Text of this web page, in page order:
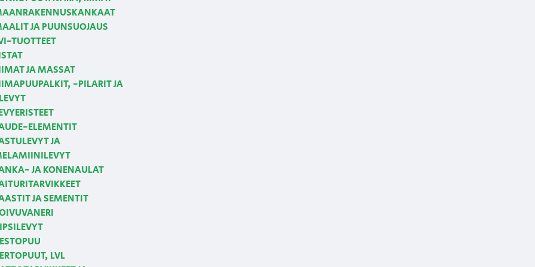
JA PUUNSUOJAUS
TUOTTEET
JA MASSAT
-PILARIT JA
ELEMENTIT
JA
JA KONENAULAT
JA SEMENTIT
LVL